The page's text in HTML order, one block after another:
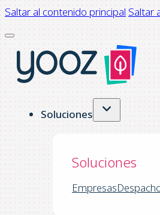
Saltar al contenido principal Saltar
Soluciones
Soluciones
Empresas